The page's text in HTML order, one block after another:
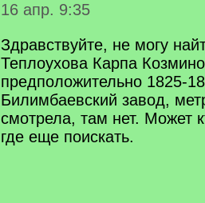
16 апр. 9:35
Здравствуйте, не могу
Теплоухова Карпа
предположительно 1825-
Билимбаевский завод,
смотрела, там нет. Может
где еще поискать.